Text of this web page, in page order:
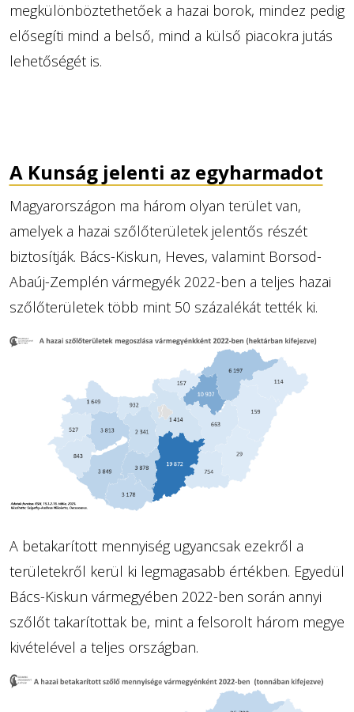
megkülönböztethetőek a hazai borok, mindez pedig
elősegíti mind a belső, mind a külső piacokra jutás
lehetőségét is.
A Kunság jelenti az egyharmadot
Magyarországon ma három olyan terület van,
amelyek a hazai szőlőterületek jelentős részét
biztosítják. Bács-Kiskun, Heves, valamint Borsod-
Abaúj-Zemplén vármegyék 2022-ben a teljes hazai
szőlőterületek több mint 50 százalékát tették ki.
A betakarított mennyiség ugyancsak ezekről a
területekről kerül ki legmagasabb értékben. Egyedül
Bács-Kiskun vármegyében 2022-ben során annyi
szőlőt takarítottak be, mint a felsorolt három megye
kivételével a teljes országban.